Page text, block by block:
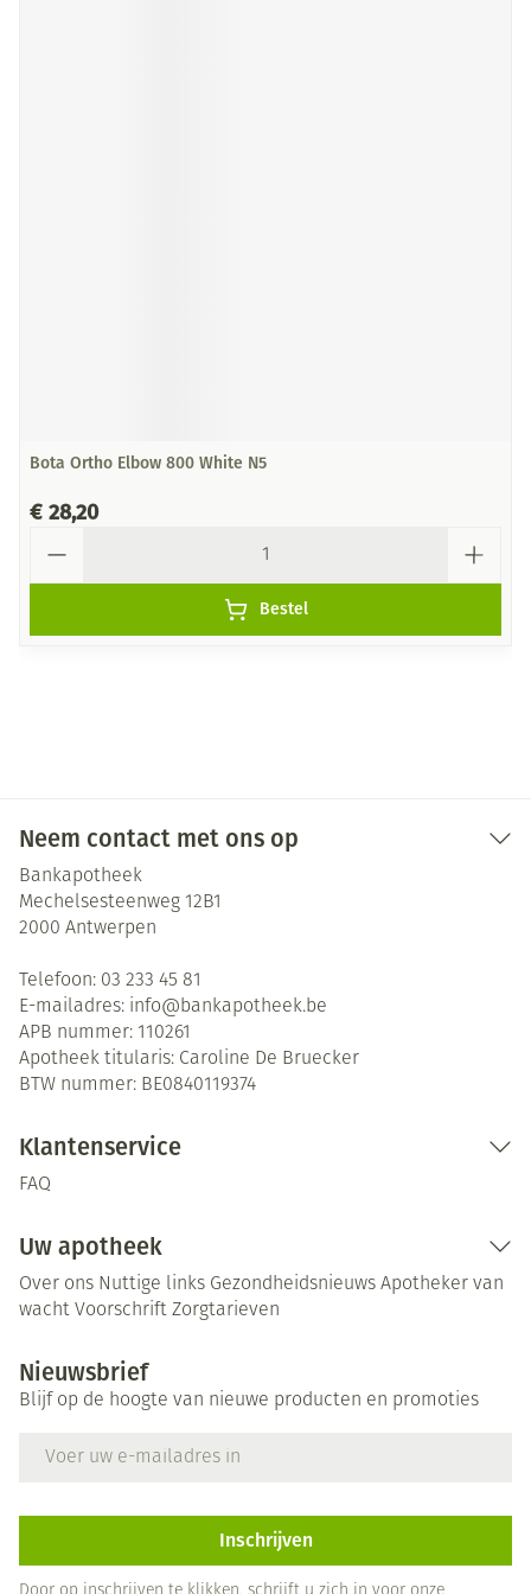
Bota Ortho Elbow 800 White N5
€ 28,20
Bestel
Neem contact met ons op
Bankapotheek
Mechelsesteenweg 12B1
2000 Antwerpen
Telefoon: 03 233 45 81
E-mailadres: info@bankapotheek.be
APB nummer: 110261
Apotheek titularis: Caroline De Bruecker
BTW nummer: BE0840119374
Klantenservice
FAQ
Uw apotheek
Over ons Nuttige links Gezondheidsnieuws Apotheker van
wacht Voorschrift Zorgtarieven
Nieuwsbrief
Blijf op de hoogte van nieuwe producten en promoties
Inschrijven